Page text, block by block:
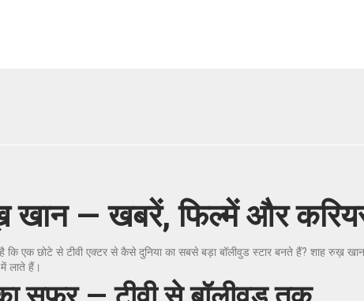
खान — खबरें, फिल्में और
कि एक छोटे से टीवी एक्टर से कैसे दुनिया का सबसे बड़ा बॉलीवुड स्टार बनते हैं? शाह रुख़
लाते हैं।